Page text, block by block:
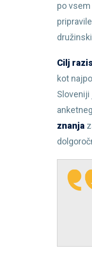
po
Cilj
kot
znanja